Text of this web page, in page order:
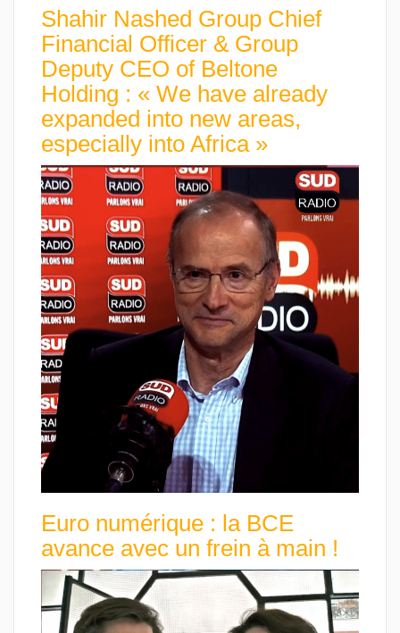
Shahir Nashed Group Chief
Financial Officer & Group
Deputy CEO of Beltone
Holding : « We have already
expanded into new areas,
especially into Africa »
Euro numérique : la BCE
avance avec un frein à main !